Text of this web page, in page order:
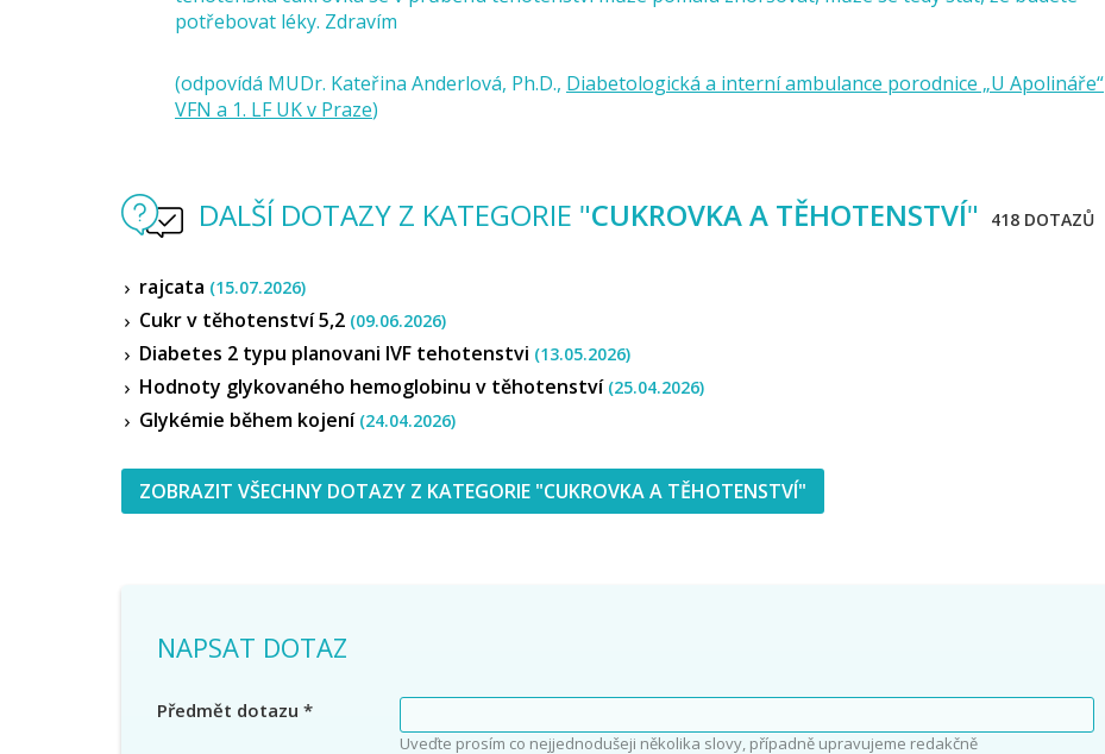
potřebovat léky. Zdravím
(odpovídá MUDr. Kateřina Anderlová, Ph.D., Diabetologická a interní ambulance porodnice „U Apolináře“
VFN a 1. LF UK v Praze)
DALŠÍ DOTAZY Z KATEGORIE "CUKROVKA A TĚHOTENSTVÍ" 418 DOTAZŮ
rajcata (15.07.2026)
Cukr v těhotenství 5,2 (09.06.2026)
Diabetes 2 typu planovani IVF tehotenstvi (13.05.2026)
Hodnoty glykovaného hemoglobinu v těhotenství (25.04.2026)
Glykémie během kojení (24.04.2026)
ZOBRAZIT VŠECHNY DOTAZY Z KATEGORIE "CUKROVKA A TĚHOTENSTVÍ"
NAPSAT DOTAZ
Předmět dotazu *
Uveďte prosím co nejjednodušeji několika slovy, případně upravujeme redakčně